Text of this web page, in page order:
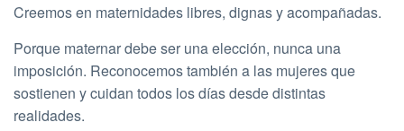
Creemos en maternidades libres, dignas y acompañadas.
Porque maternar debe ser una elección, nunca una
imposición. Reconocemos también a las mujeres que
sostienen y cuidan todos los días desde distintas
realidades.